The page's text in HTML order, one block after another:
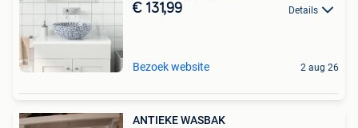
€ 131,99 Details
Bezoek website 2 aug 26
ANTIEKE WASBAK